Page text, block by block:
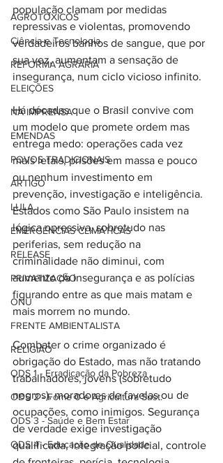
AGROTÓXICOS
Ciência e Tecnologia
REFORMA AGRÁRIA
ELEIÇÕES
NA IMPRENSA
EMENDAS
POVOS TRADICIONAIS
ARTIGO
LULA
EMERGÊNCIAS CLIMÁTICAS
RELEASE
PRIVATIZAÇÃO
ONU
FRENTE AMBIENTALISTA
RELIGIÃO
ODS 1 - Erradicação da Pobreza
ODS 2 - Fome 0 e Agricultura Sust.
ODS 3 - Saúde e Bem Estar
ODS 4 - Educação de Qualidade
população clamam por medidas
repressivas e violentas, promovendo
verdadeiros banhos de sangue, que por
sua vez, aumentam a sensação de
insegurança, num ciclo vicioso infinito.
Há décadas que o Brasil convive com
um modelo que promete ordem mas
entrega medo: operações cada vez
mais letais, prisões em massa e pouco
ou nenhum investimento em
prevenção, investigação e inteligência.
Estados como São Paulo insistem na
lógica opressiva, sobretudo nas
periferias, sem redução na
criminalidade não diminui, com
aumento da insegurança e as polícias
figurando entre as que mais matam e
mais morrem no mundo.
Combater o crime organizado é
obrigação do Estado, mas não tratando
trabalhadores, jovens (sobretudo
negros), moradores de favelas ou de
ocupações, como inimigos. Segurança
de verdade exige investigação
qualificada, integração policial, controle